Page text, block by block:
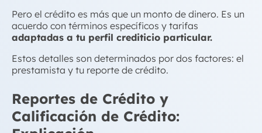
Pero el crédito es más que un monto de dinero. Es un
acuerdo con términos específicos y tarifas
adaptadas a tu perfil crediticio particular.
Estos detalles son determinados por dos factores: el
prestamista y tu reporte de crédito.
Reportes de Crédito y
Calificación de Crédito: